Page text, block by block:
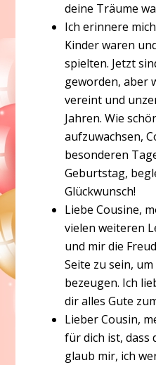
deine Träume
Ich erinnere
Kinder waren
spielten. Jetzt
geworden, aber
vereint und
Jahren. Wie
aufzuwachsen,
besonderen
Geburtstag,
Glückwunsch!
Liebe Cousine,
vielen weiteren
und mir die
Seite zu sein,
bezeugen. Ich
dir alles Gute
Lieber Cousin,
für dich ist, dass
glaub mir, ich